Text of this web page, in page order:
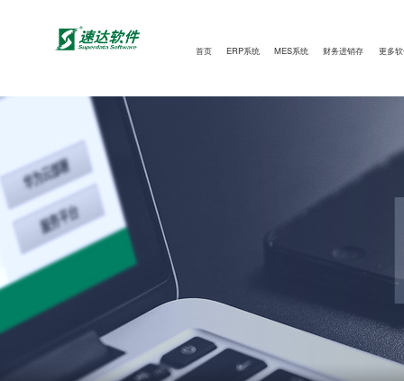
首页 ERP系统 MES系统 财务进销存 更多